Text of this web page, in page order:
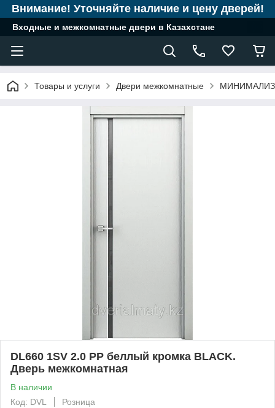
Внимание! Уточняйте наличие и цену дверей!
Входные и межкомнатные двери в Казахстане
Товары и услуги Двери межкомнатные
DL660 1SV 2.0 PP беллый кромка BLACK.
Дверь межкомнатная
В наличии
Код: DVL
Розница